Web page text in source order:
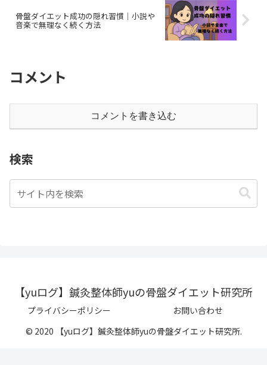
骨盤ダイエット成功の隠れ習慣｜小説や
音楽で無理なく続く方法
コメント
コメントを書き込む
検索
【yuログ】鍼灸整体師yuの骨盤ダイエット研究所
プライバシーポリシー
お問い合わせ
© 2020 【yuログ】鍼灸整体師yuの骨盤ダイエット研究所.